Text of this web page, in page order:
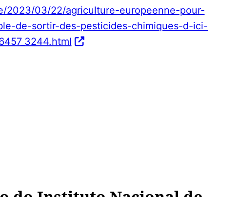
2023/03/22/agriculture-europeenne-pour-
de-sortir-des-pesticides-chimiques-d-ici-